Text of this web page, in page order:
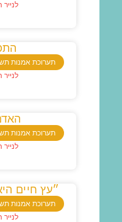
תערוכת אמנות
תערוכת אמנות
תערוכת אמנות
״עץ חיים